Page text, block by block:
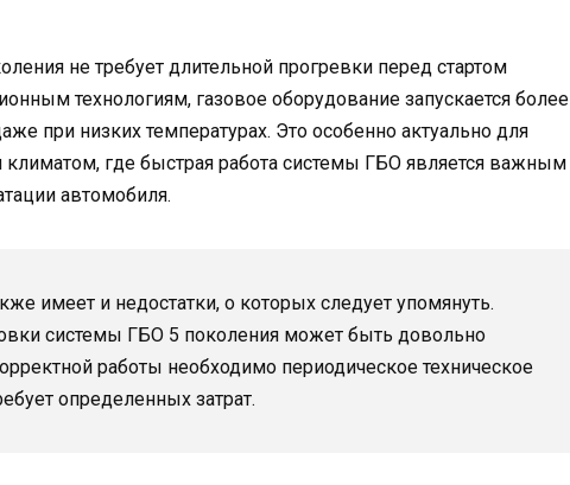
не требует длительной прогревки перед стартом
технологиям, газовое оборудование запускается более
при низких температурах. Это особенно актуально для
где быстрая работа системы ГБО является важным
автомобиля.
имеет и недостатки, о которых следует упомянуть.
системы ГБО 5 поколения может быть довольно
работы необходимо периодическое техническое
определенных затрат.